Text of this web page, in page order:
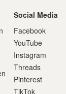
Social Media
Facebook
YouTube
Instagram
Threads
Pinterest
TikTok